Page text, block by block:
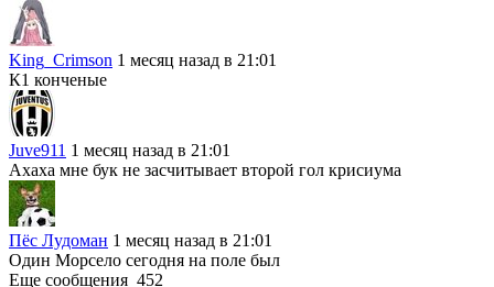
King_Crimson 1 месяц назад в 21:01
К1 конченые
Juve911 1 месяц назад в 21:01
Ахаха мне бук не засчитывает второй гол крисиума
Пёс Лудоман 1 месяц назад в 21:01
Один Морсело сегодня на поле был
Еще сообщения 452